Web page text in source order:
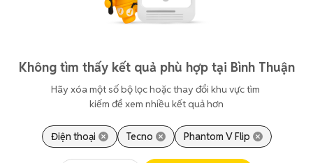
Không tìm thấy kết quả phù hợp tại Bình Thuận
Hãy xóa một số bộ lọc hoặc thay đổi khu vực tìm
kiếm để xem nhiều kết quả hơn
Điện thoại Tecno Phantom V Flip